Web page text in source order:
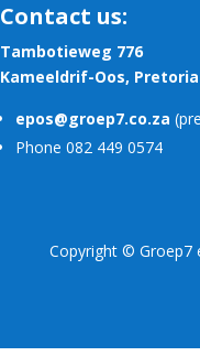
Contact us:
Tambotieweg 776
Kameeldrif-Oos, Pretoria
epos@groep7.co.za
Phone 082 449 0574
Copyright © Groep7